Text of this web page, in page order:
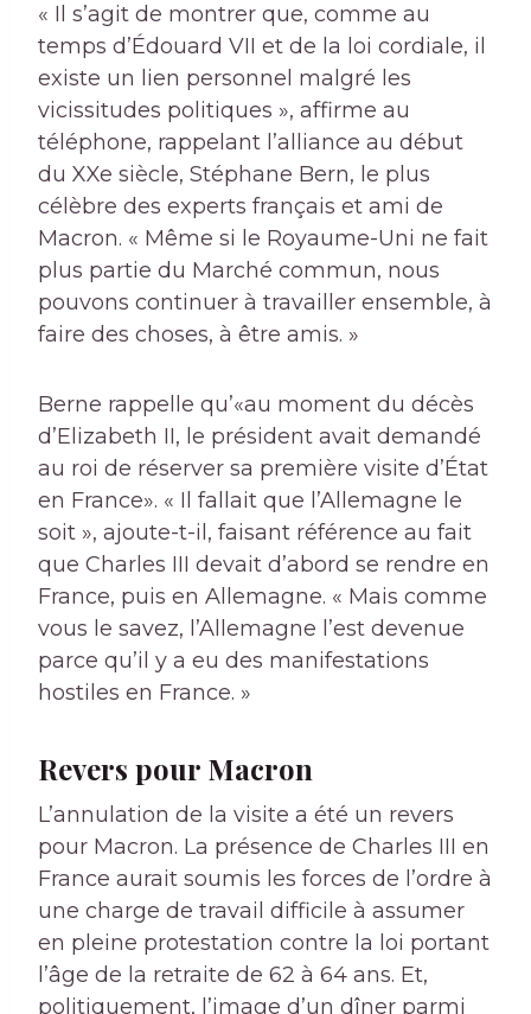
« Il s’agit de montrer que, comme au
temps d’Édouard VII et de la loi cordiale, il
existe un lien personnel malgré les
vicissitudes politiques », affirme au
téléphone, rappelant l’alliance au début
du XXe siècle, Stéphane Bern, le plus
célèbre des experts français et ami de
Macron. « Même si le Royaume-Uni ne fait
plus partie du Marché commun, nous
pouvons continuer à travailler ensemble, à
faire des choses, à être amis. »
Berne rappelle qu’«au moment du décès
d’Elizabeth II, le président avait demandé
au roi de réserver sa première visite d’État
en France». « Il fallait que l’Allemagne le
soit », ajoute-t-il, faisant référence au fait
que Charles III devait d’abord se rendre en
France, puis en Allemagne. « Mais comme
vous le savez, l’Allemagne l’est devenue
parce qu’il y a eu des manifestations
hostiles en France. »
Revers pour Macron
L’annulation de la visite a été un revers
pour Macron. La présence de Charles III en
France aurait soumis les forces de l’ordre à
une charge de travail difficile à assumer
en pleine protestation contre la loi portant
l’âge de la retraite de 62 à 64 ans. Et,
politiquement, l’image d’un dîner parmi